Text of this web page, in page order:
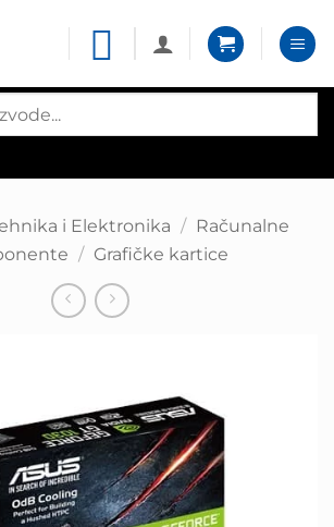
i Elektronika / Računalne
/ Grafičke kartice